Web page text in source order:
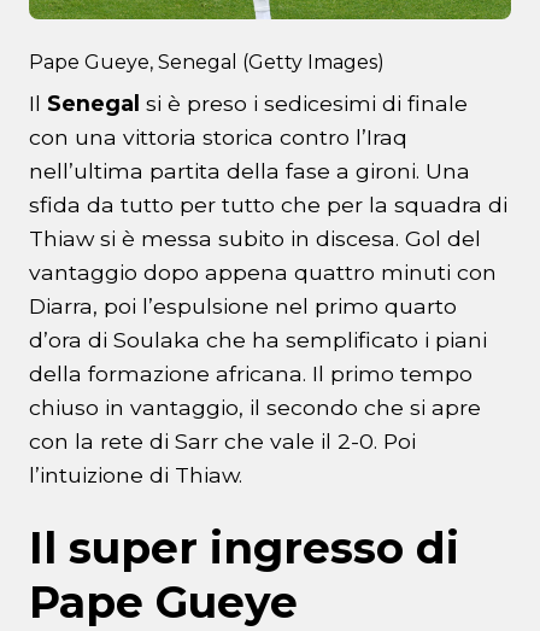
Pape Gueye, Senegal (Getty Images)
Il Senegal si è preso i sedicesimi di finale
con una vittoria storica contro l’Iraq
nell’ultima partita della fase a gironi. Una
sfida da tutto per tutto che per la squadra di
Thiaw si è messa subito in discesa. Gol del
vantaggio dopo appena quattro minuti con
Diarra, poi l’espulsione nel primo quarto
d’ora di Soulaka che ha semplificato i piani
della formazione africana. Il primo tempo
chiuso in vantaggio, il secondo che si apre
con la rete di Sarr che vale il 2-0. Poi
l’intuizione di Thiaw.
Il super ingresso di
Pape Gueye